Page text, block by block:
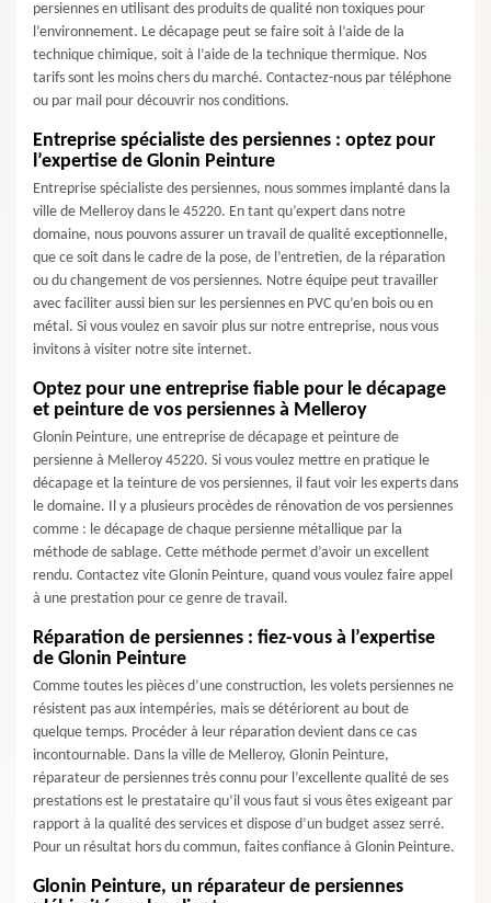
persiennes en utilisant des produits de qualité non toxiques pour
l’environnement. Le décapage peut se faire soit à l’aide de la
technique chimique, soit à l’aide de la technique thermique. Nos
tarifs sont les moins chers du marché. Contactez-nous par téléphone
ou par mail pour découvrir nos conditions.
Entreprise spécialiste des persiennes : optez pour
l’expertise de Glonin Peinture
Entreprise spécialiste des persiennes, nous sommes implanté dans la
ville de Melleroy dans le 45220. En tant qu’expert dans notre
domaine, nous pouvons assurer un travail de qualité exceptionnelle,
que ce soit dans le cadre de la pose, de l’entretien, de la réparation
ou du changement de vos persiennes. Notre équipe peut travailler
avec faciliter aussi bien sur les persiennes en PVC qu’en bois ou en
métal. Si vous voulez en savoir plus sur notre entreprise, nous vous
invitons à visiter notre site internet.
Optez pour une entreprise fiable pour le décapage
et peinture de vos persiennes à Melleroy
Glonin Peinture, une entreprise de décapage et peinture de
persienne à Melleroy 45220. Si vous voulez mettre en pratique le
décapage et la teinture de vos persiennes, il faut voir les experts dans
le domaine. Il y a plusieurs procèdes de rénovation de vos persiennes
comme : le décapage de chaque persienne métallique par la
méthode de sablage. Cette méthode permet d’avoir un excellent
rendu. Contactez vite Glonin Peinture, quand vous voulez faire appel
à une prestation pour ce genre de travail.
Réparation de persiennes : fiez-vous à l’expertise
de Glonin Peinture
Comme toutes les pièces d’une construction, les volets persiennes ne
résistent pas aux intempéries, mais se détériorent au bout de
quelque temps. Procéder à leur réparation devient dans ce cas
incontournable. Dans la ville de Melleroy, Glonin Peinture,
réparateur de persiennes très connu pour l’excellente qualité de ses
prestations est le prestataire qu’il vous faut si vous êtes exigeant par
rapport à la qualité des services et dispose d’un budget assez serré.
Pour un résultat hors du commun, faites confiance à Glonin Peinture.
Glonin Peinture, un réparateur de persiennes